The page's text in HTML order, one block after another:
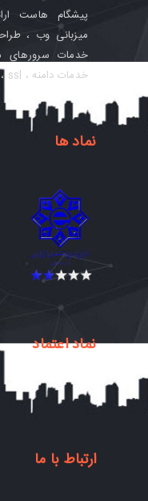
پیشگام‌ هاست
میزبانی وب ،
خدمات سرورهای
خدمات دامنه ، ssl ، لایسنس است.
نماد ها
نماد اعتماد
ارتباط با ما